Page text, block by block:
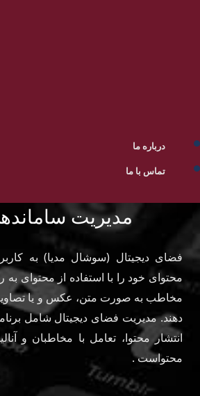
درباره ما
تماس با ما
مدیریت
فضای دیجیتال (سوشال مدیا) به
محتوای خود را با استفاده از محتوای
مخاطب به صورت متن، عکس و یا تصاویر
دهند. مدیریت فضای دیجیتال شامل
انتشار محتوا، تعامل با مخاطبان و
محتواست .